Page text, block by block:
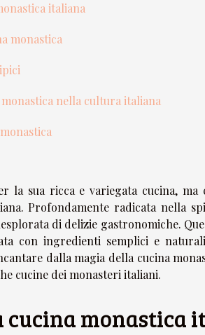
italiana
monastica
nella cultura italiana
la sua ricca e variegata cucina,
Profondamente radicata nella
di delizie gastronomiche.
con ingredienti semplici e
dalla magia della cucina
cucine dei monasteri italiani.
cucina monastica